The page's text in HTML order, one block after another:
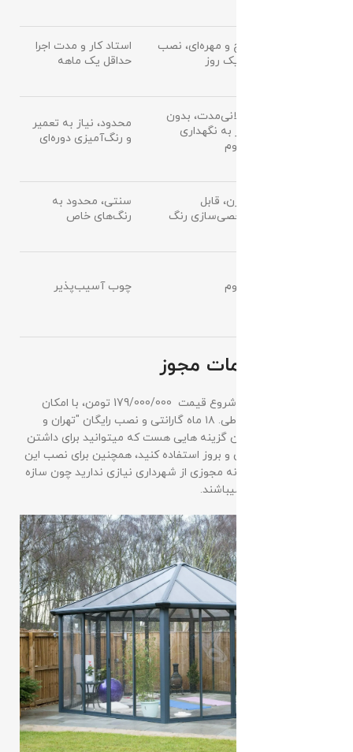
پیچ و مهره‌ای، نصب
در یک روز
استاد کار و مدت اجرا
حداقل یک ماهه
طولانی‌مدت، بدون
نیاز به نگهداری
مداوم
محدود، نیاز به تعمیر
و رنگ‌آمیزی دوره‌ای
مدرن، قابل
شخصی‌سازی رنگ
سنتی، محدود به
رنگ‌های خاص
مقاوم چوب آسیب‌پذیر
قیمت و خدمات مجوز
قیمت این آلاچیق با شروع قیمت 179/000/000 تومن، با امکان
پرداخت نقدی یا اقساطی. ۱۸ ماه گارانتی و نصب رایگان "تهران و
گیلان " یکی از بهترین گزینه هایی هست که میتوانید برای داشتن
یک روف گاردن مدرن و بروز استفاده کنید، همچنین برای نصب این
آلاچیق ها به هیچگونه مجوزی از شهرداری نیازی ندارید چون سازه
های پیچ و مهره ای میباشند.